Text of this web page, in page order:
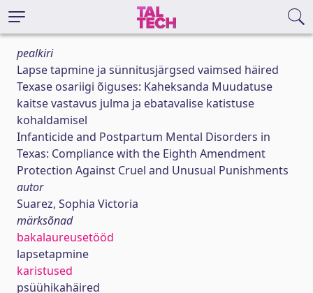
pealkiri
Lapse tapmine ja sünnitusjärgsed vaimsed häired
Texase osariigi õiguses: Kaheksanda Muudatuse
kaitse vastavus julma ja ebatavalise katistuse
kohaldamisel
Infanticide and Postpartum Mental Disorders in
Texas: Compliance with the Eighth Amendment
Protection Against Cruel and Unusual Punishments
autor
Suarez, Sophia Victoria
märksõnad
bakalaureusetööd
lapsetapmine
karistused
psüühikahäired